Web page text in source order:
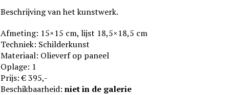
Beschrijving van het kunstwerk.
Afmeting: 15×15 cm, lijst 18,5×18,5 cm
Techniek: Schilderkunst
Materiaal: Olieverf op paneel
Oplage: 1
Prijs: € 395,-
Beschikbaarheid: nietin de galerie